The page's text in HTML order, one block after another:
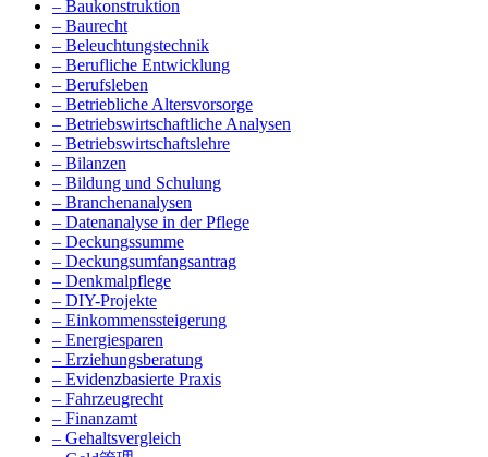
– Baukonstruktion
– Baurecht
– Beleuchtungstechnik
– Berufliche Entwicklung
– Berufsleben
– Betriebliche Altersvorsorge
– Betriebswirtschaftliche Analysen
– Betriebswirtschaftslehre
– Bilanzen
– Bildung und Schulung
– Branchenanalysen
– Datenanalyse in der Pflege
– Deckungssumme
– Deckungsumfangsantrag
– Denkmalpflege
– DIY-Projekte
– Einkommenssteigerung
– Energiesparen
– Erziehungsberatung
– Evidenzbasierte Praxis
– Fahrzeugrecht
– Finanzamt
– Gehaltsvergleich